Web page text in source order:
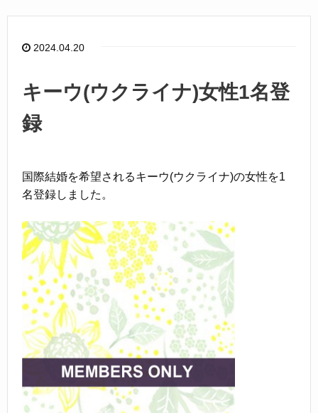
b
o
k
2024.04.20
キーウ(ウクライナ)女性1名登
録
国際結婚を希望されるキーウ(ウクライナ)の女性を1
名登録しました。